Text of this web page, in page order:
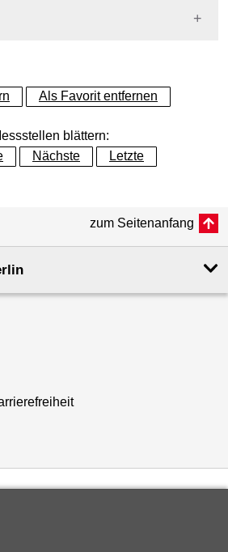
Als Favorit entfernen
blättern:
Nächste Letzte
zum Seitenanfang